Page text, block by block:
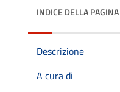
INDICE DELLA PAGINA
Descrizione
A cura di